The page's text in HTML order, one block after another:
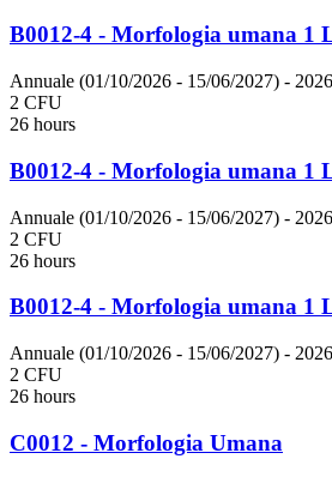
B0012-4 - Morfologia umana 1
Annuale (01/10/2026 - 15/06/2027) - 2026
2 CFU
26 hours
B0012-4 - Morfologia umana 1
Annuale (01/10/2026 - 15/06/2027) - 2026
2 CFU
26 hours
B0012-4 - Morfologia umana 1
Annuale (01/10/2026 - 15/06/2027) - 2026
2 CFU
26 hours
C0012 - Morfologia Umana